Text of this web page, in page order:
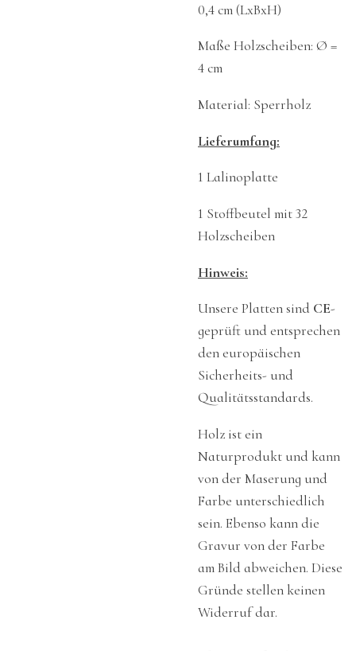
0,4 cm (LxBxH)
Maße Holzscheiben: Ø =
4 cm
Material: Sperrholz
Lieferumfang:
1 Lalinoplatte
1 Stoffbeutel mit 32
Holzscheiben
Hinweis:
Unsere Platten sind CE-
geprüft und entsprechen
den europäischen
Sicherheits- und
Qualitätsstandards.
Holz ist ein
Naturprodukt und kann
von der Maserung und
Farbe unterschiedlich
sein. Ebenso kann die
Gravur von der Farbe
am Bild abweichen. Diese
Gründe stellen keinen
Widerruf dar.